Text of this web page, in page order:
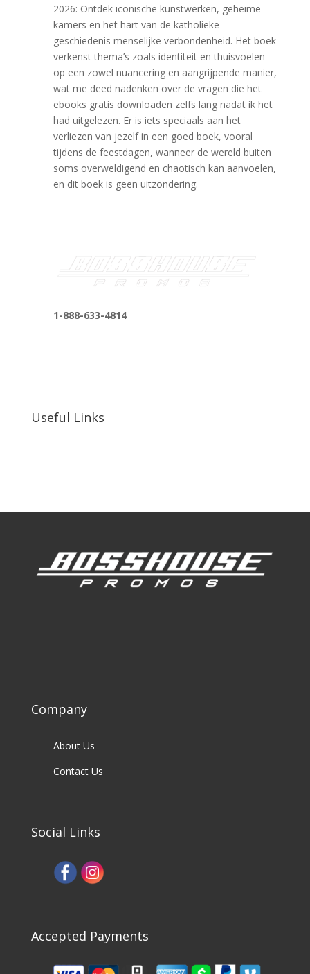
2026: Ontdek iconische kunstwerken, geheime
kamers en het hart van de katholieke
geschiedenis menselijke verbondenheid. Het boek
verkenst thema’s zoals identiteit en thuisvoelen
op een zowel nuancering en aangrijpende manier,
wat me deed nadenken over de vragen die het
ebooks gratis downloaden zelfs lang nadat ik het
had uitgelezen. Er is iets speciaals aan het
verliezen van jezelf in een goed boek, vooral
tijdens de feestdagen, wanneer de wereld buiten
soms overweldigend en chaotisch kan aanvoelen,
en dit boek is geen uitzondering.
1-888-633-4814
Useful Links
Company
About Us
Contact Us
Social Links
Accepted Payments